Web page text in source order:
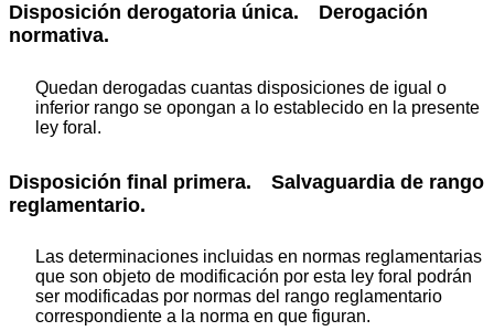
Disposición derogatoria única. Derogación
normativa.
Quedan derogadas cuantas disposiciones de igual o
inferior rango se opongan a lo establecido en la presente
ley foral.
Disposición final primera. Salvaguardia de rango
reglamentario.
Las determinaciones incluidas en normas reglamentarias
que son objeto de modificación por esta ley foral podrán
ser modificadas por normas del rango reglamentario
correspondiente a la norma en que figuran.